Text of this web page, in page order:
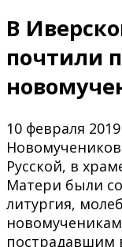
В
почтили
10 февраля
Русской, в
Матери были
литургия,
пострадавшим